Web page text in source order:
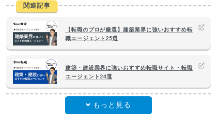
関連記事
【転職のプロが厳選】建築業界に強いおすすめ転
職エージェント25選
建築・建設業界に強いおすすめ転職サイト・転職
エージェント24選
もっと見る